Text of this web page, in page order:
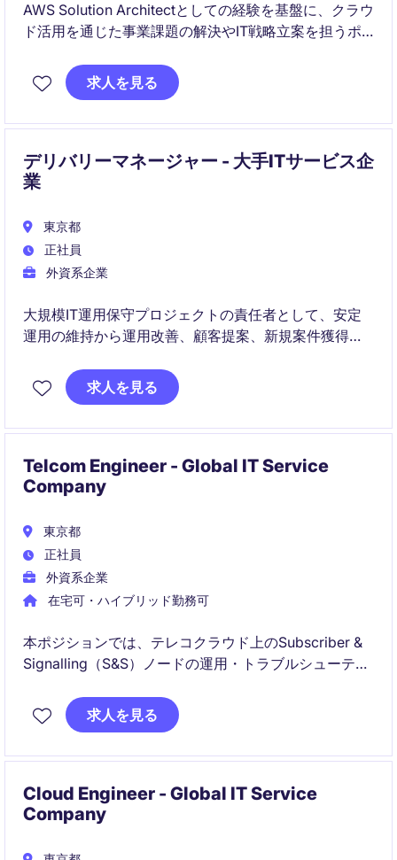
AWS Solution Architectとしての経験を基盤に、クラウ
ド活用を通じた事業課題の解決やIT戦略立案を担うポ
意思決定支援を通じて、より高い付加価値を提供する
役割を担います。
求人を見る
デリバリーマネージャー - 大手ITサービス企
業
東京都
正社員
外資系企業
大規模IT運用保守プロジェクトの責任者として、安定
運用の維持から運用改善、顧客提案、新規案件獲得ま
ムと連携しながら、マネージドサービスビジネスの拡
大を推進する重要なポジションです。
求人を見る
Telcom Engineer - Global IT Service
Company
東京都
正社員
外資系企業
在宅可・ハイブリッド勤務可
本ポジションでは、テレコクラウド上のSubscriber &
Signalling（S&S）ノードの運用・トラブルシューティ
術コミュニケーションを通じて、安定運用と障害対応
の品質向上に貢献いただきます。
求人を見る
Cloud Engineer - Global IT Service
Company